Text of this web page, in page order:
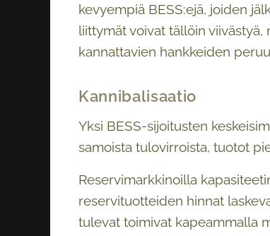
kevyempiä BESS:ejä, joiden
liittymät voivat tällöin viivästyä,
kannattavien hankkeiden
Kannibalisaatio
Yksi BESS-sijoitusten
samoista tulovirroista, tuotot
Reservimarkkinoilla
reservituotteiden hinnat
tulevat toimivat kapeammalla